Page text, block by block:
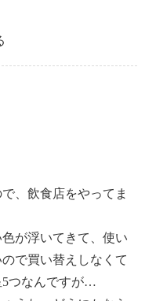
、飲食店をやってま
が浮いてきて、使い
で買い替えしなくて
5つなんですが…